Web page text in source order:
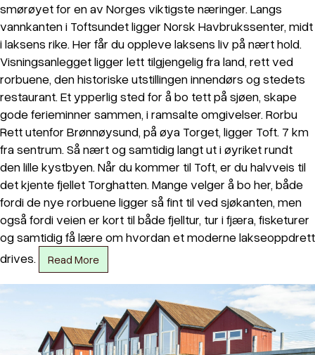
smørøyet for en av Norges viktigste næringer. Langs
vannkanten i Toftsundet ligger Norsk Havbrukssenter, midt
i laksens rike. Her får du oppleve laksens liv på nært hold.
Visningsanlegget ligger lett tilgjengelig fra land, rett ved
rorbuene, den historiske utstillingen innendørs og stedets
restaurant. Et ypperlig sted for å bo tett på sjøen, skape
gode ferieminner sammen, i ramsalte omgivelser. Rorbu
Rett utenfor Brønnøysund, på øya Torget, ligger Toft. 7 km
fra sentrum. Så nært og samtidig langt ut i øyriket rundt
den lille kystbyen. Når du kommer til Toft, er du halvveis til
det kjente fjellet Torghatten. Mange velger å bo her, både
fordi de nye rorbuene ligger så fint til ved sjøkanten, men
også fordi veien er kort til både fjelltur, tur i fjæra, fisketurer
og samtidig få lære om hvordan et moderne lakseoppdrett
drives.
Read More